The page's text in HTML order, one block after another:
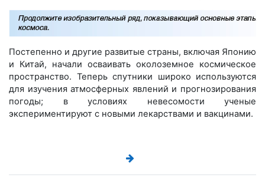
Постепенно и другие развитые страны, включая Японию
и Китай, начали осваивать околоземное космическое
пространство. Теперь спутники широко используются
для изучения атмосферных явлений и прогнозирования
погоды; в условиях невесомости ученые
экспериментируют с новыми лекарствами и вакцинами.